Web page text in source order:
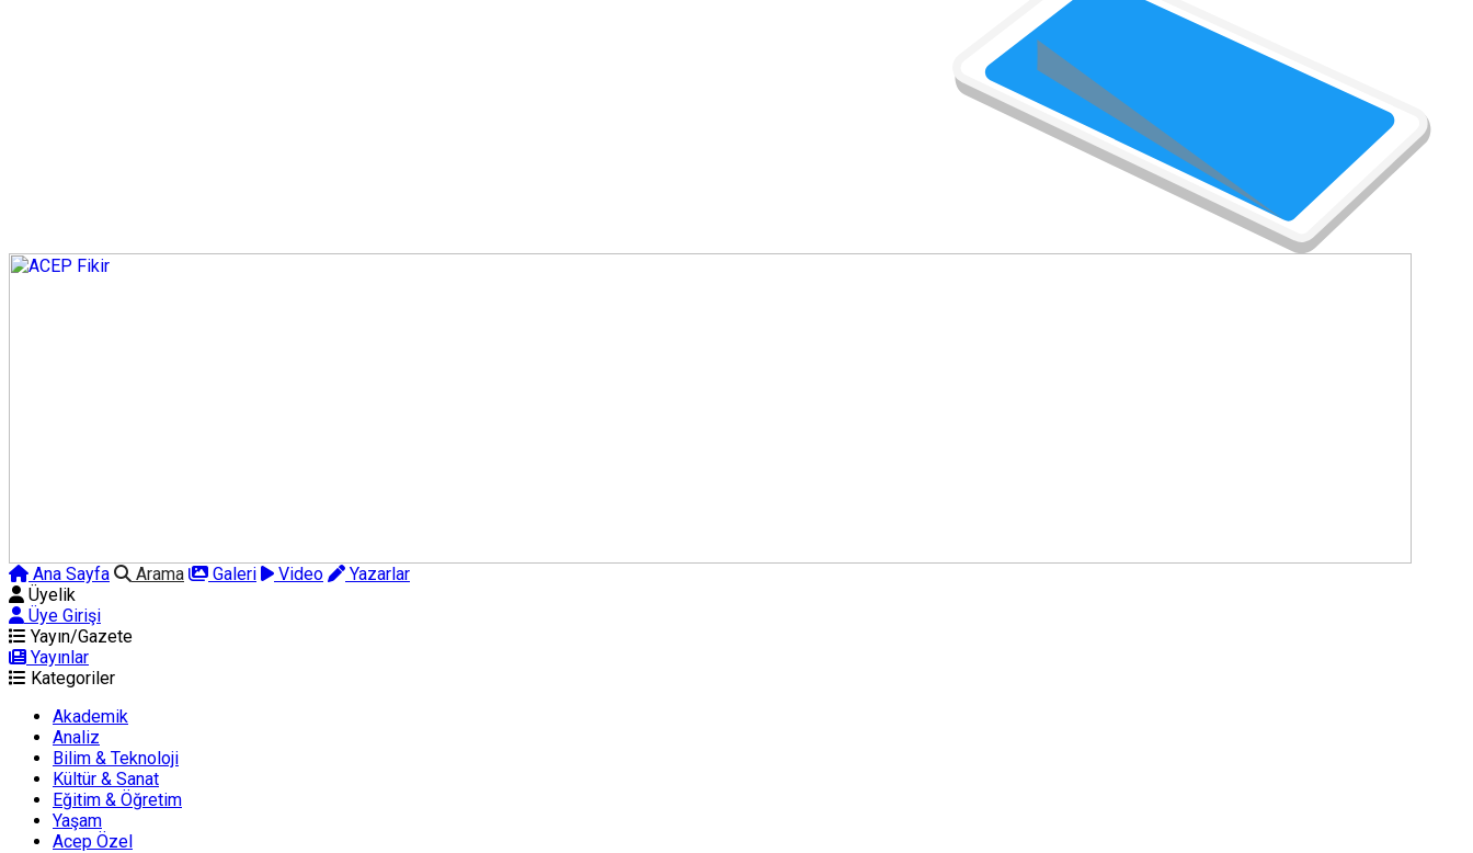
Ana Sayfa Arama Galeri Video
Yazarlar
Üyelik
Üye Girişi
Yayın/Gazete
Yayınlar
Kategoriler
Akademik
Analiz
Bilim & Teknoloji
Kültür & Sanat
Eğitim & Öğretim
Yaşam
Acep Özel